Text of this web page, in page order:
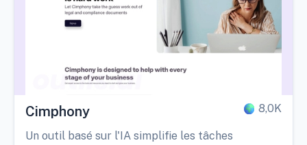
Cimphony 8,0K
Un outil basé sur l'IA simplifie les tâches